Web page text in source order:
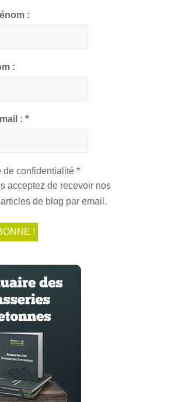
:
:
: *
de confidentialité *
acceptez de recevoir nos
de blog par email.